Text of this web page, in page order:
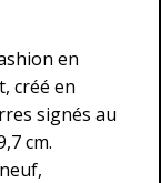
en
créé en
signés au
cm.